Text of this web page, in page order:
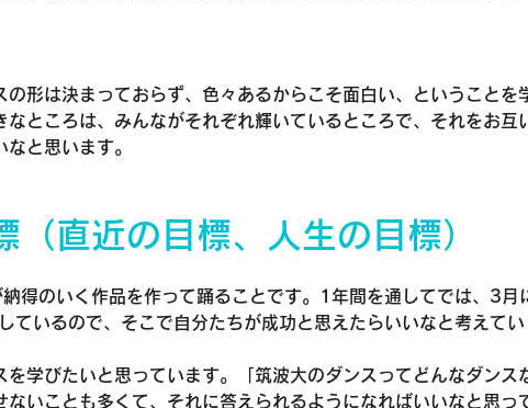
の形は決まっておらず、色々あるからこそ面白い、ということを
ところは、みんながそれぞれ輝いているところで、それをお互
と思います。
直近の目標、人生の目標）
得のいく作品を作って踊ることです。1年間を通してでは、3月
ているので、そこで自分たちが成功と思えたらいいなと考えてい
学びたいと思っています。「筑波大のダンスってどんなダンス
ないことも多くて、それに答えられるようになればいいなと思っ